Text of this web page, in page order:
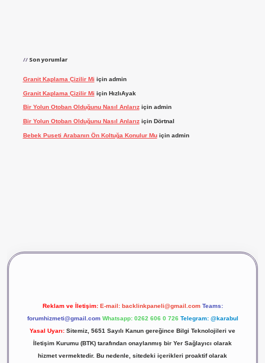
Son yorumlar
Granit Kaplama Çizilir Mi için admin
Granit Kaplama Çizilir Mi için HızlıAyak
Bir Yolun Otoban Olduğunu Nasıl Anlarıziçin admin
Bir Yolun Otoban Olduğunu Nasıl Anlarıziçin Dörtnal
Bebek Puseti Arabanın Ön Koltuğa Konulur Muiçin admin
Reklam ve İletişim: E-mail: backlinkpaneli@gmail.com Teams:
forumhizmeti@gmail.com Whatsapp: 0262 606 0 726 Telegram: @karabul
Yasal Uyarı: Sitemiz, 5651 Sayılı Kanun gereğince Bilgi Teknolojileri ve
İletişim Kurumu (BTK) tarafından onaylanmış bir Yer Sağlayıcı olarak
hizmet vermektedir. Bu nedenle, sitedeki içerikleri proaktif olarak